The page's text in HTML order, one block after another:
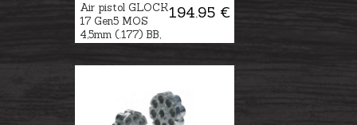
194.95 €
Air pistol GLOCK
17 Gen5 MOS
4,5mm (.177) BB,